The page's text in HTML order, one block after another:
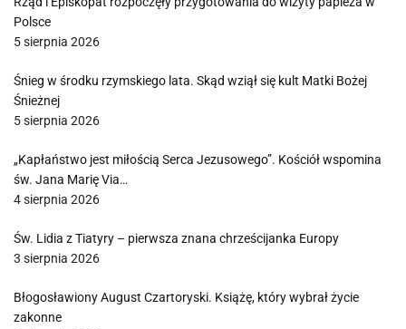
Polsce
5 sierpnia 2026
Śnieg w środku rzymskiego lata. Skąd wziął się kult Matki Bożej
Śnieżnej
5 sierpnia 2026
„Kapłaństwo jest miłością Serca Jezusowego”. Kościół wspomina
św. Jana Marię Via…
4 sierpnia 2026
Św. Lidia z Tiatyry – pierwsza znana chrześcijanka Europy
3 sierpnia 2026
Błogosławiony August Czartoryski. Książę, który wybrał życie
zakonne